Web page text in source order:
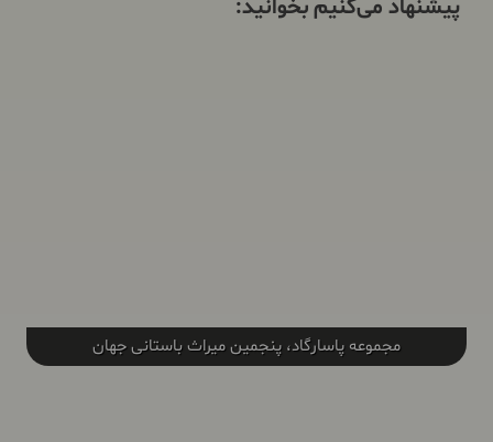
پیشنهاد می‌کنیم بخوانید:
مجموعه پاسارگاد، پنجمین میراث باستانی جهان